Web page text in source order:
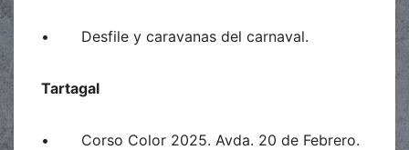
• Desfile y caravanas del carnaval.
Tartagal
• Corso Color 2025. Avda. 20 de Febrero.